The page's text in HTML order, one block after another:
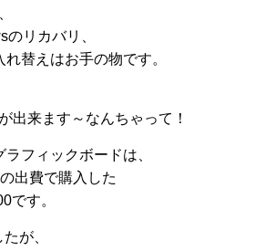
リカバリ、
替えはお手の物です。
出来ます～なんちゃって！
フィックボードは、
出費で購入した
です。
が、